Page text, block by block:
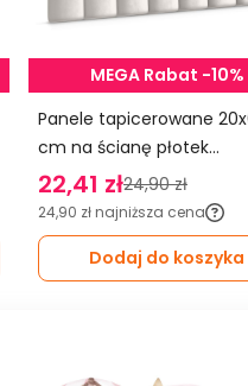
MEGA Rabat -10%
Panele tapicerowane 20x60
cm na ścianę płotek
wezgłowie kremowy
22,41 zł24,90 zł
24,90 zł najniższa cena
Dodaj do koszyka